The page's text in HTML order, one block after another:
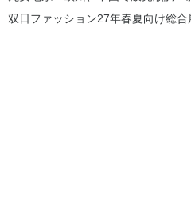
双日ファッション27年春夏向け総